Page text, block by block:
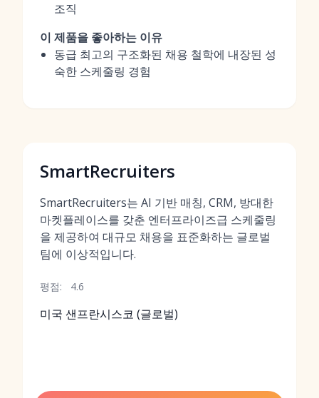
조직
이 제품을 좋아하는 이유
동급 최고의 구조화된 채용 철학에 내장된 성
숙한 스케줄링 경험
SmartRecruiters
SmartRecruiters는 AI 기반 매칭, CRM, 방대한
마켓플레이스를 갖춘 엔터프라이즈급 스케줄링
을 제공하여 대규모 채용을 표준화하는 글로벌
팀에 이상적입니다.
평점: 4.6
미국 샌프란시스코 (글로벌)